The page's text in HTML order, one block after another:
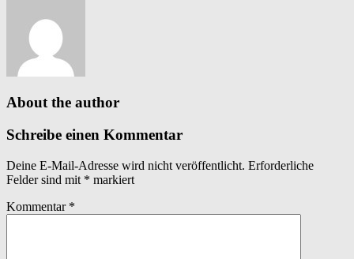
About the author
Schreibe einen Kommentar
Deine E-Mail-Adresse wird nicht veröffentlicht. Erforderliche
Felder sind mit * markiert
Kommentar *